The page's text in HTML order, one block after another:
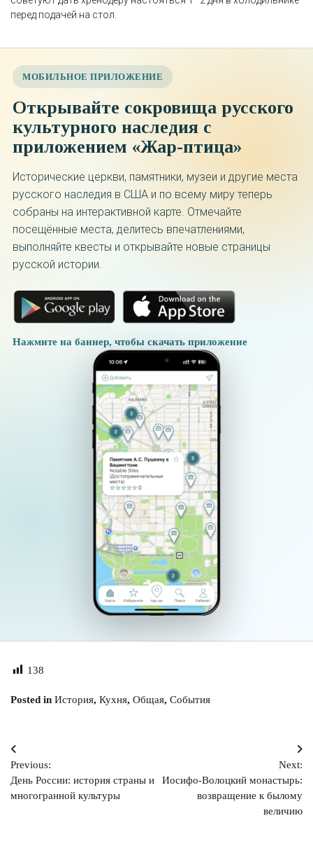
перед подачей на стол.
МОБИЛЬНОЕ ПРИЛОЖЕНИЕ
Открывайте сокровища русского
культурного наследия с
приложением «Жар-птица»
Исторические церкви, памятники, музеи и другие места
русского наследия в США и по всему миру теперь
собраны на интерактивной карте. Отмечайте
посещённые места, делитесь впечатлениями,
выполняйте квесты и открывайте новые страницы
русской истории.
Нажмите на баннер, чтобы скачать приложение
138
Posted in История, Кухня, Общая, События
Навигация
по
записям
Previous:
День России: история страны и
многогранной культуры
Next:
Иосифо-Волоцкий монастырь:
возвращение к былому
величию